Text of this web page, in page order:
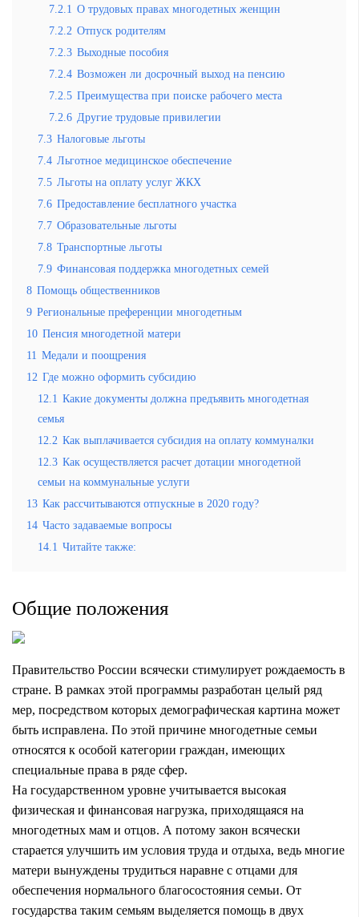
7.2.1 О трудовых правах многодетных женщин
7.2.2 Отпуск родителям
7.2.3 Выходные пособия
7.2.4 Возможен ли досрочный выход на пенсию
7.2.5 Преимущества при поиске рабочего места
7.2.6 Другие трудовые привилегии
7.3 Налоговые льготы
7.4 Льготное медицинское обеспечение
7.5 Льготы на оплату услуг ЖКХ
7.6 Предоставление бесплатного участка
7.7 Образовательные льготы
7.8 Транспортные льготы
7.9 Финансовая поддержка многодетных семей
8 Помощь общественников
9 Региональные преференции многодетным
10 Пенсия многодетной матери
11 Медали и поощрения
12 Где можно оформить субсидию
12.1 Какие документы должна предъявить многодетная
семья
12.2 Как выплачивается субсидия на оплату коммуналки
12.3 Как осуществляется расчет дотации многодетной
семьи на коммунальные услуги
13 Как рассчитываются отпускные в 2020 году?
14 Часто задаваемые вопросы
14.1 Читайте также:
Общие положения
Правительство России всячески стимулирует рождаемость в
стране. В рамках этой программы разработан целый ряд
мер, посредством которых демографическая картина может
быть исправлена. По этой причине многодетные семьи
относятся к особой категории граждан, имеющих
специальные права в ряде сфер.
На государственном уровне учитывается высокая
физическая и финансовая нагрузка, приходящаяся на
многодетных мам и отцов. А потому закон всячески
старается улучшить им условия труда и отдыха, ведь многие
матери вынуждены трудиться наравне с отцами для
обеспечения нормального благосостояния семьи. От
государства таким семьям выделяется помощь в двух